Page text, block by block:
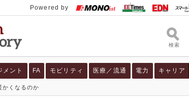
検索
メント FA モビリティ 医療／流通 電力 キャリア
くなるのか